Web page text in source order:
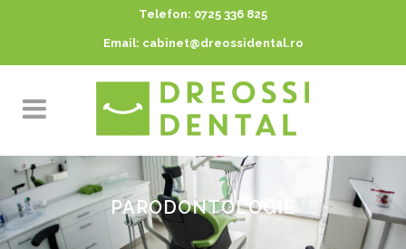
Telefon: 0725 336 825
Email: cabinet@dreossidental.ro
PARODONTOLOGIE